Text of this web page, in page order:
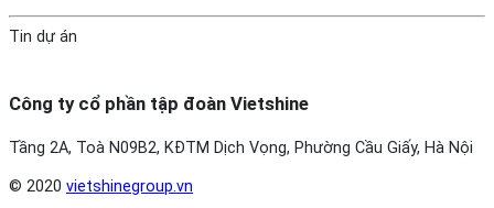
Tin dự án
Công ty cổ phần tập đoàn Vietshine
Tầng 2A, Toà N09B2, KĐTM Dịch Vọng, Phường Cầu Giấy, Hà Nội
© 2020 vietshinegroup.vn